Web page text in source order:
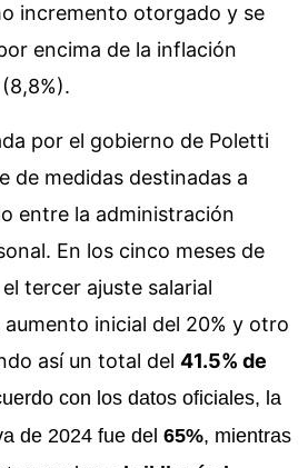
incremento otorgado y se
encima de la inflación
por el gobierno de Poletti
de medidas destinadas a
entre la administración
En los cinco meses de
tercer ajuste salarial
inicial del 20% y otro
así un total del 41.5% de
con los datos oficiales, la
de 2024 fue del 65%, mientras